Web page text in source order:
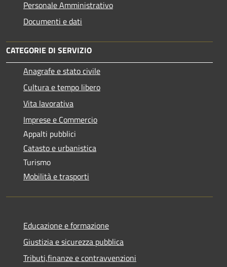
Personale Amministrativo
Documenti e dati
CATEGORIE DI SERVIZIO
Anagrafe e stato civile
Cultura e tempo libero
Vita lavorativa
Imprese e Commercio
Appalti pubblici
Catasto e urbanistica
Turismo
Mobilità e trasporti
Educazione e formazione
Giustizia e sicurezza pubblica
Tributi,finanze e contravvenzioni